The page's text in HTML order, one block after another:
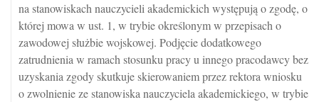
na stanowiskach nauczycieli akademickich występują o zgodę, o
której mowa w ust. 1, w trybie określonym w przepisach o
zawodowej służbie wojskowej. Podjęcie dodatkowego
zatrudnienia w ramach stosunku pracy u innego pracodawcy bez
uzyskania zgody skutkuje skierowaniem przez rektora wniosku
o zwolnienie ze stanowiska nauczyciela akademickiego, w trybie